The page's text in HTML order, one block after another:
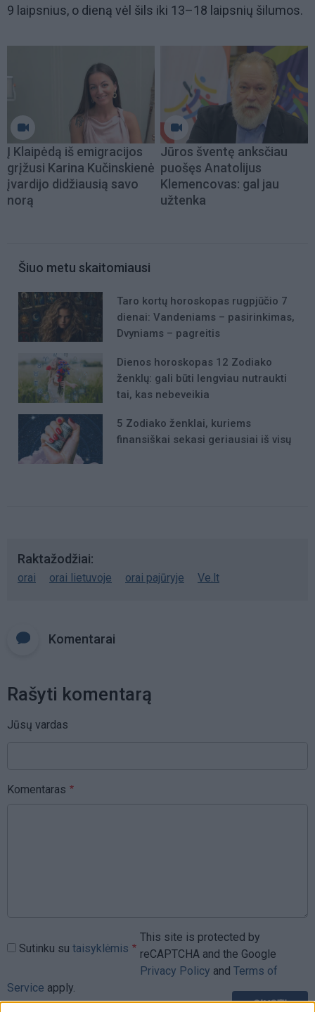
9 laipsnius, o dieną vėl šils iki 13–18 laipsnių šilumos.
Į Klaipėdą iš emigracijos
grįžusi Karina Kučinskienė
įvardijo didžiausią savo
norą
Jūros šventę anksčiau
puošęs Anatolijus
Klemencovas: gal jau
užtenka
Šiuo metu skaitomiausi
Taro kortų horoskopas rugpjūčio 7
dienai: Vandeniams – pasirinkimas,
Dvyniams – pagreitis
Dienos horoskopas 12 Zodiako
ženklų: gali būti lengviau nutraukti
tai, kas nebeveikia
5 Zodiako ženklai, kuriems
finansiškai sekasi geriausiai iš visų
Raktažodžiai
orai orai lietuvoje orai pajūryje Ve.lt
Komentarai
Rašyti komentarą
Jūsų vardas
Komentaras
Sutinku su taisyklėmis
This site is protected by
reCAPTCHA and the Google
Privacy Policy and Terms of
Service apply.